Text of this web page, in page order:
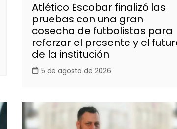
Atlético Escobar finalizó las
pruebas con una gran
cosecha de futbolistas para
reforzar el presente y el
de la institución
5 de agosto de 2026